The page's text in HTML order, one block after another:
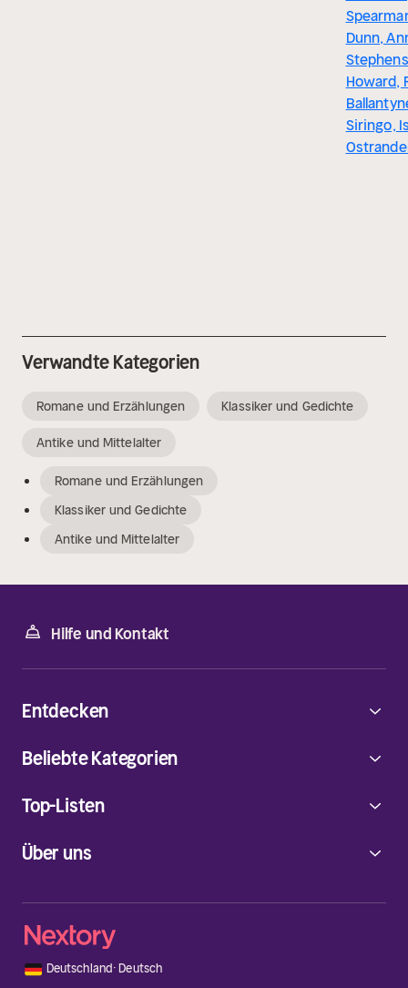
Dunn,
Howard,
Siringo,
Verwandte Kategorien
Romane und Erzählungen Klassiker und Gedichte
Antike und Mittelalter
Romane und Erzählungen
Klassiker und Gedichte
Antike und Mittelalter
Hilfe und Kontakt
Über uns
Entdecken
Beliebte Kategorien
Top-Listen
🇩🇪 Deutschland·Deutsch